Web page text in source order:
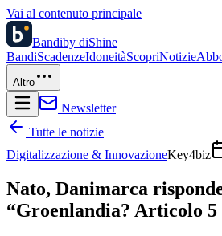
Vai al contenuto principale
Bandiby diShine
BandiScadenzeIdoneitàScopriNotizie
Altro
Newsletter
Tutte le notizie
Digitalizzazione & InnovazioneKey4biz
Nato, Danimarca
“Groenlandia? Articolo 5